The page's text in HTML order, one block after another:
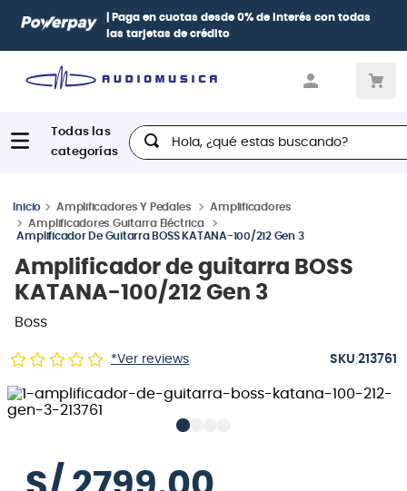
| Paga en cuotas desde 0% de interés con todas
las tarjetas de crédito
Hola, ¿qué estas buscando?
Amplificadores Y Pedales
Amplificadores
Amplificadores Guitarra Eléctrica
Amplificador De Guitarra BOSS KATANA-100/212 Gen 3
Amplificador de guitarra BOSS
KATANA-100/212 Gen 3
Boss
*Ver reviews :213761